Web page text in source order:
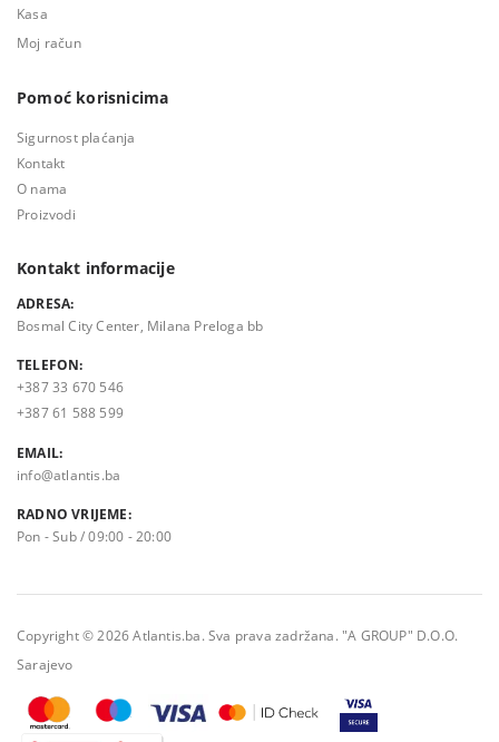
Kasa
Moj račun
Pomoć korisnicima
Sigurnost plaćanja
Kontakt
O nama
Proizvodi
Kontakt informacije
ADRESA:
Bosmal City Center, Milana Preloga bb
TELEFON:
+387 33 670 546
+387 61 588 599
EMAIL:
info@atlantis.ba
RADNO VRIJEME:
Pon - Sub / 09:00 - 20:00
Copyright © 2026 Atlantis.ba. Sva prava zadržana. "A GROUP" D.O.O.
Sarajevo